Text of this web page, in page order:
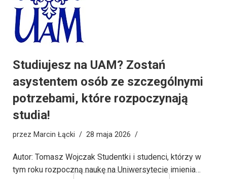
Studiujesz na UAM? Zostań
asystentem osób ze szczególnymi
potrzebami, które rozpoczynają
studia!
przez Marcin Łącki 28 maja 2026
Autor: Tomasz Wojczak Studentki i studenci, którzy w
tym roku rozpoczną naukę na Uniwersytecie imienia…